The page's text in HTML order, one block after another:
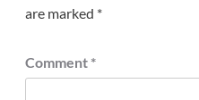
are marked *
Comment *